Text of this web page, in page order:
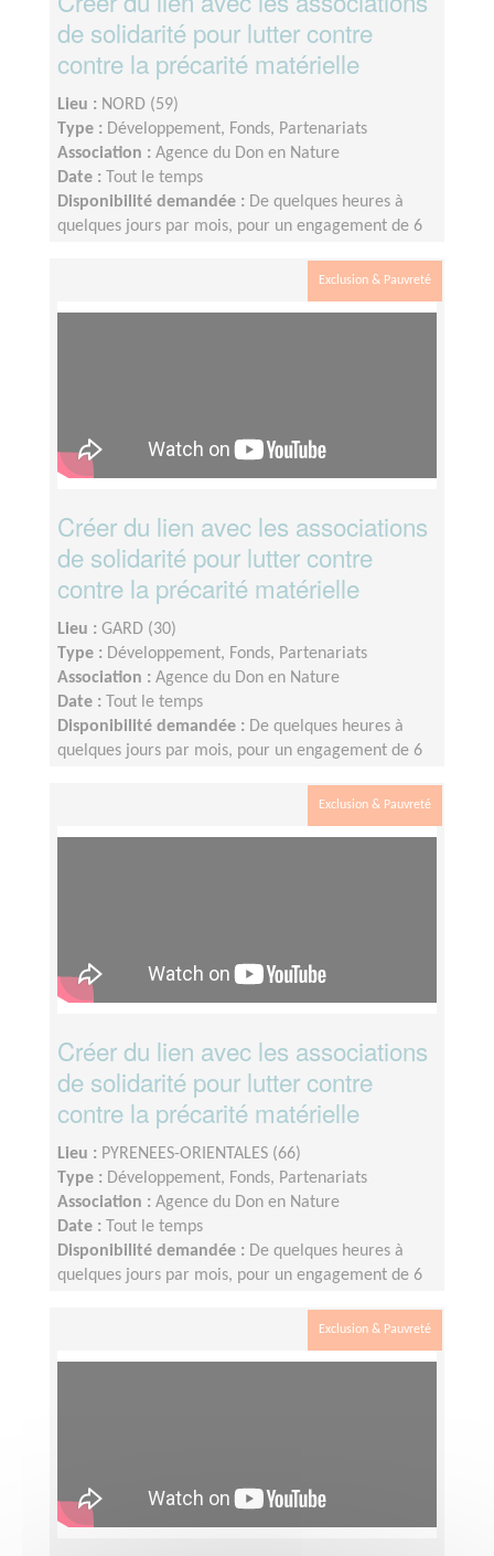
de solidarité pour lutter contre
contre la précarité matérielle
Lieu : NORD (59)
Type : Développement, Fonds, Partenariats
Association : Agence du Don en Nature
Date :
Tout le temps
Disponibilité demandée : De quelques heures à
quelques jours par mois, pour un engagement de 6
Exclusion & Pauvreté
Créer du lien avec les associations
de solidarité pour lutter contre
contre la précarité matérielle
Lieu : GARD (30)
Type : Développement, Fonds, Partenariats
Association : Agence du Don en Nature
Date :
Tout le temps
Disponibilité demandée : De quelques heures à
quelques jours par mois, pour un engagement de 6
Exclusion & Pauvreté
Créer du lien avec les associations
de solidarité pour lutter contre
contre la précarité matérielle
Lieu : PYRENEES-ORIENTALES (66)
Type : Développement, Fonds, Partenariats
Association : Agence du Don en Nature
Date :
Tout le temps
Disponibilité demandée : De quelques heures à
quelques jours par mois, pour un engagement de 6
Exclusion & Pauvreté